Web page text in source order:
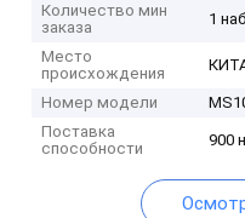
Количество мин
заказа
1
Место
происхождения
Номер модели
Поставка
способности
900